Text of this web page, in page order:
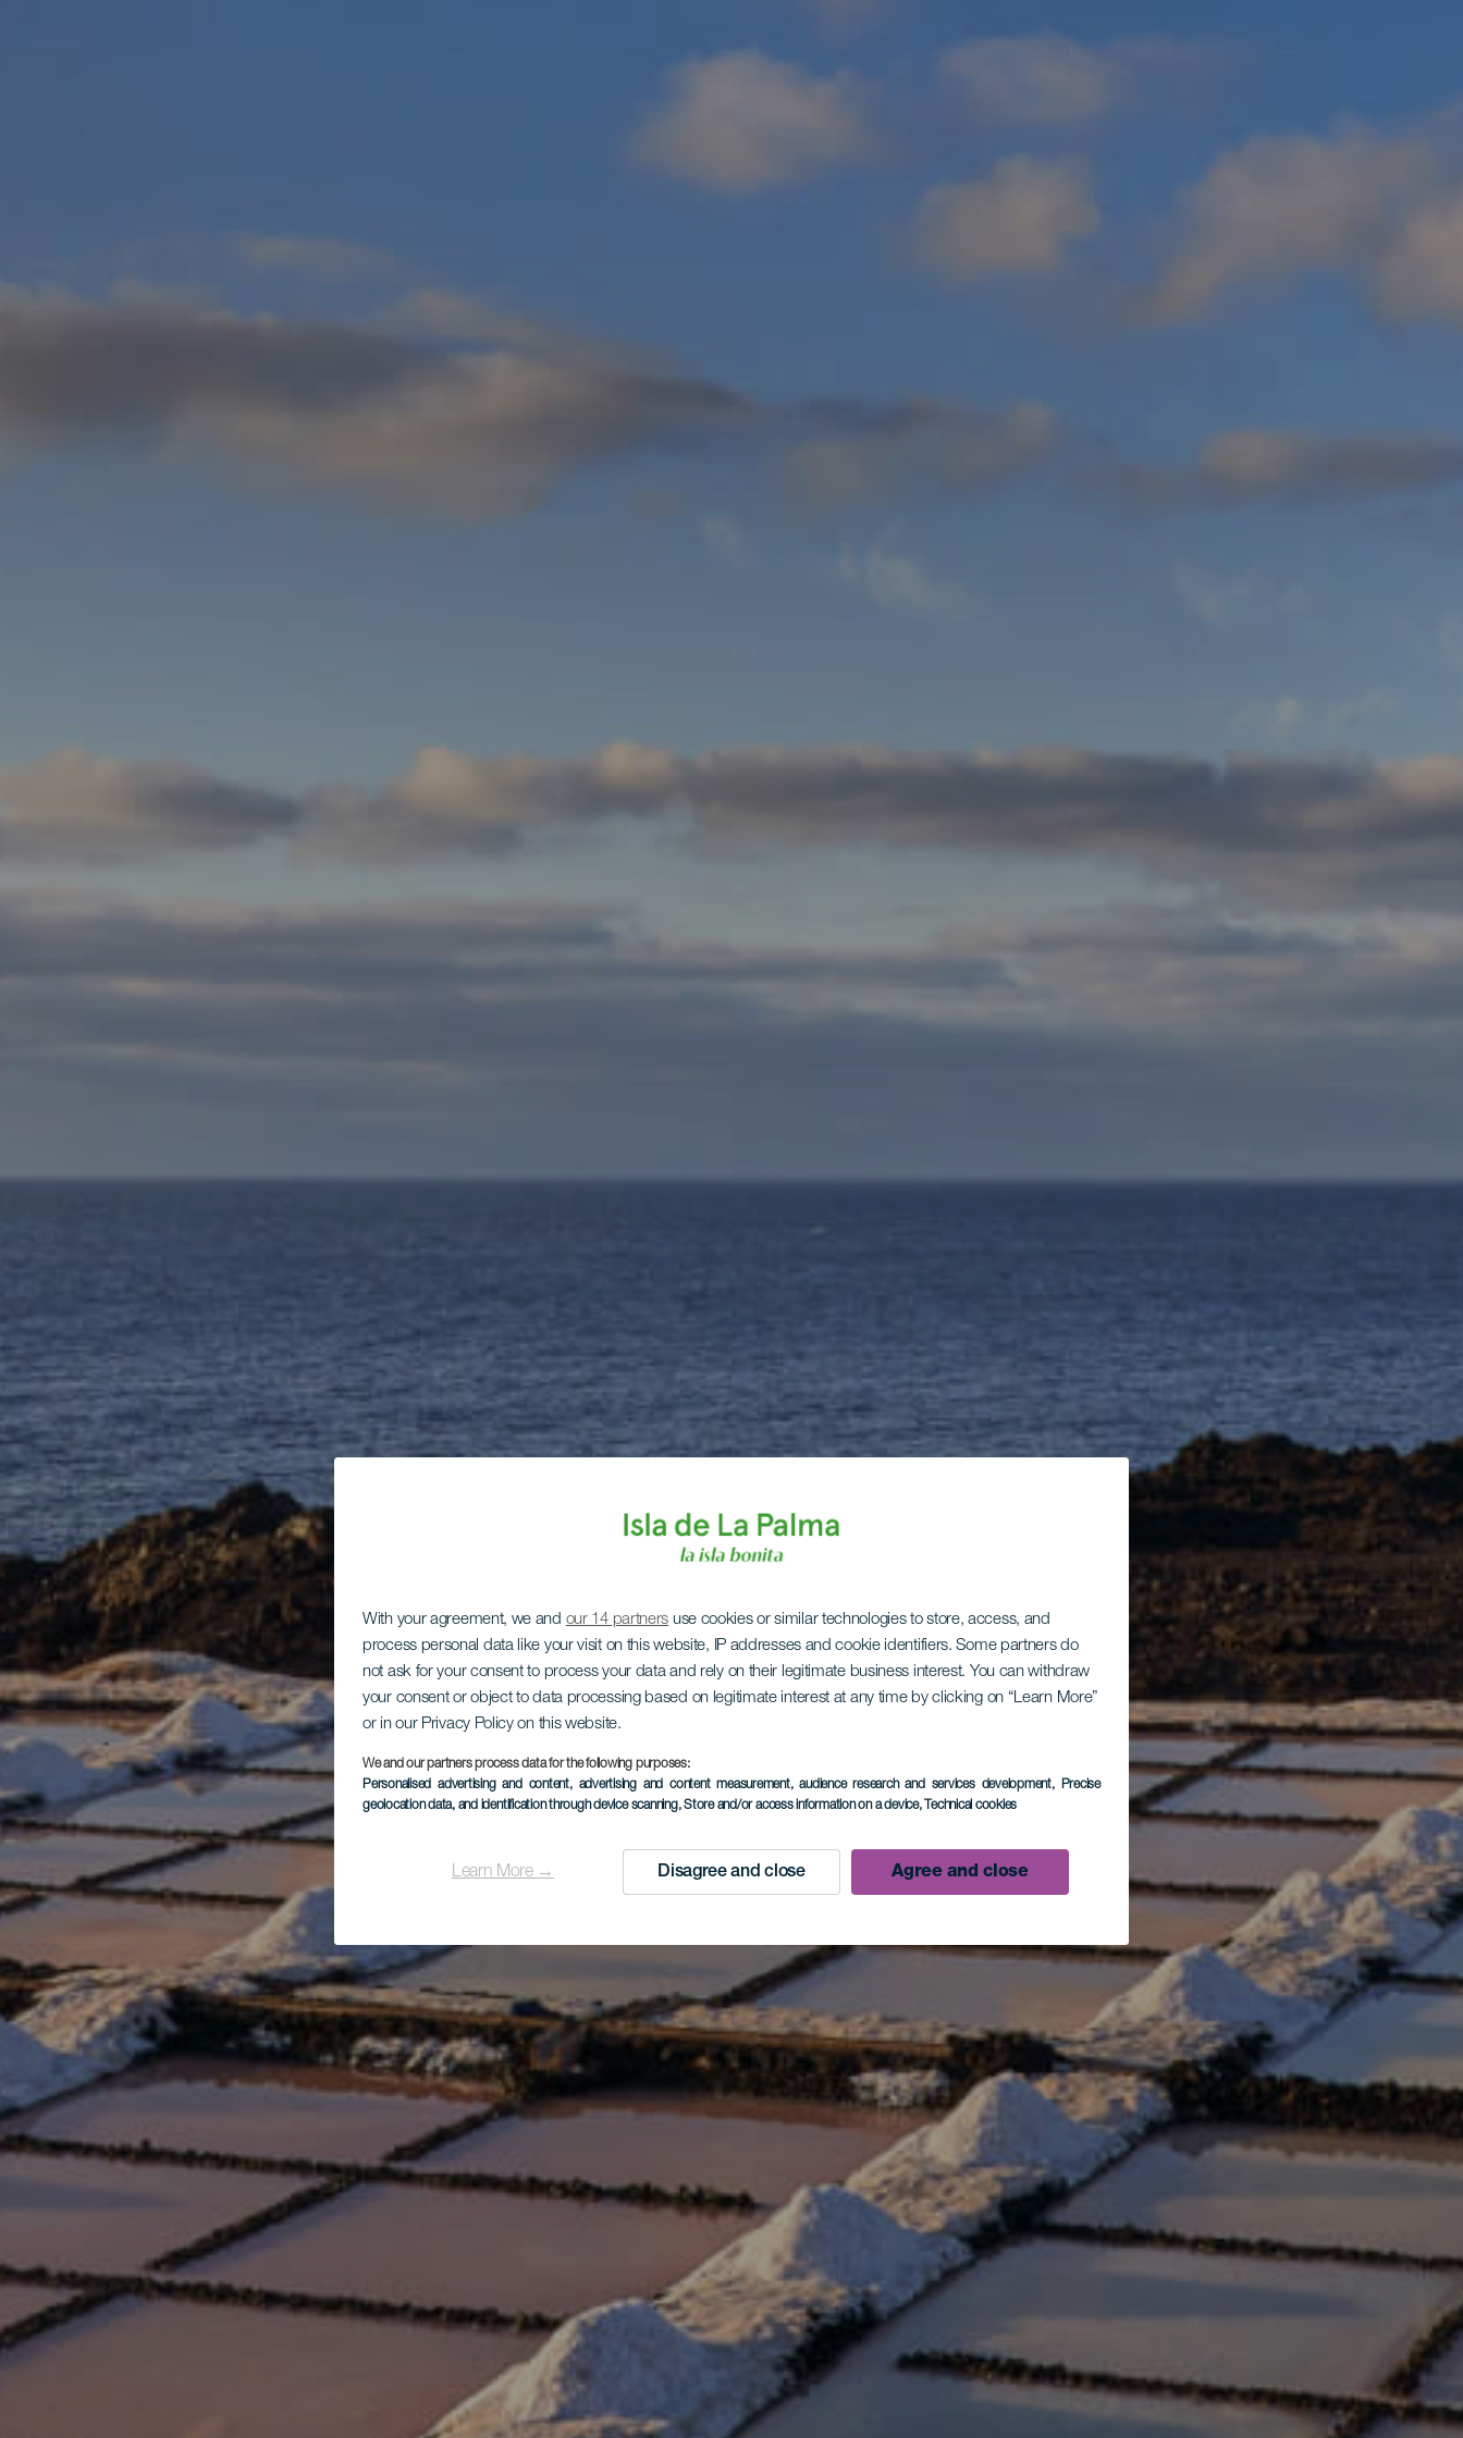
With your agreement, we and our 14 partners use cookies or similar technologies to store, access, and
process personal data like your visit on this website, IP addresses and cookie identifiers. Some partners do
not ask for your consent to process your data and rely on their legitimate business interest. You can withdraw
your consent or object to data processing based on legitimate interest at any time by clicking on “Learn More”
or in our Privacy Policy on this website.
We and our partners process data for the following purposes:
Personalised advertising and content, advertising and content measurement, audience research and services development, Precise
geolocation data, and identification through device scanning, Store and/or access information on a device, Technical cookies
Learn More → Disagree and close Agree and close